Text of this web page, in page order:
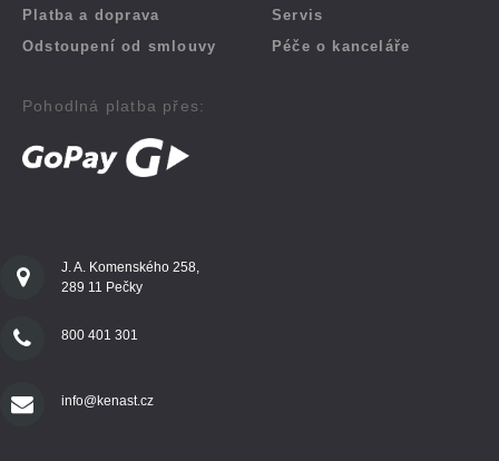
Platba a doprava
Odstoupení od smlouvy
Pohodlná platba přes:
Servis
Péče o kanceláře
J. A. Komenského 258,
289 11 Pečky
800 401 301
info@kenast.cz